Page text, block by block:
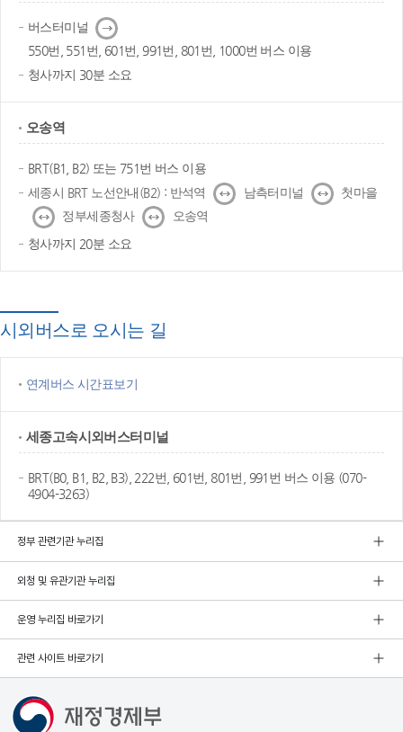
버스터미널 다
음
550번, 551번, 601번, 991번, 801번, 1000번 버스 이용
청사까지 30분 소요
오송역
BRT(B1, B2) 또는 751번 버스 이용
세종시 BRT 노선안내(B2) : 반석역
↔ 남측터미널 ↔
첫마을
↔
정부세종청사 ↔
오송역
청사까지 20분 소요
시외버스로 오시는 길
연계버스 시간표보기
세종고속시외버스터미널
BRT(B0, B1, B2, B3), 222번, 601번, 801번, 991번 버스 이용 (070-
4904-3263)
정부 관련기관 누리집
외청 및 유관기관 누리집
운영 누리집 바로가기
관련 사이트 바로가기